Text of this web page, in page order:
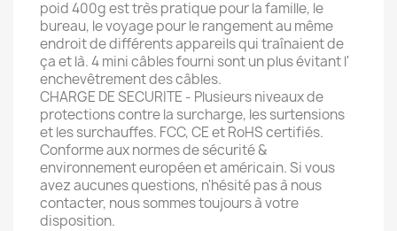
poid 400g est très pratique pour la famille, le
bureau, le voyage pour le rangement au même
endroit de différents appareils qui traînaient de
ça et là. 4 mini câbles fourni sont un plus évitant l'
enchevêtrement des câbles.
CHARGE DE SECURITE - Plusieurs niveaux de
protections contre la surcharge, les surtensions
et les surchauffes. FCC, CE et RoHS certifiés.
Conforme aux normes de sécurité &
environnement européen et américain. Si vous
avez aucunes questions, n'hésité pas à nous
contacter, nous sommes toujours à votre
disposition.